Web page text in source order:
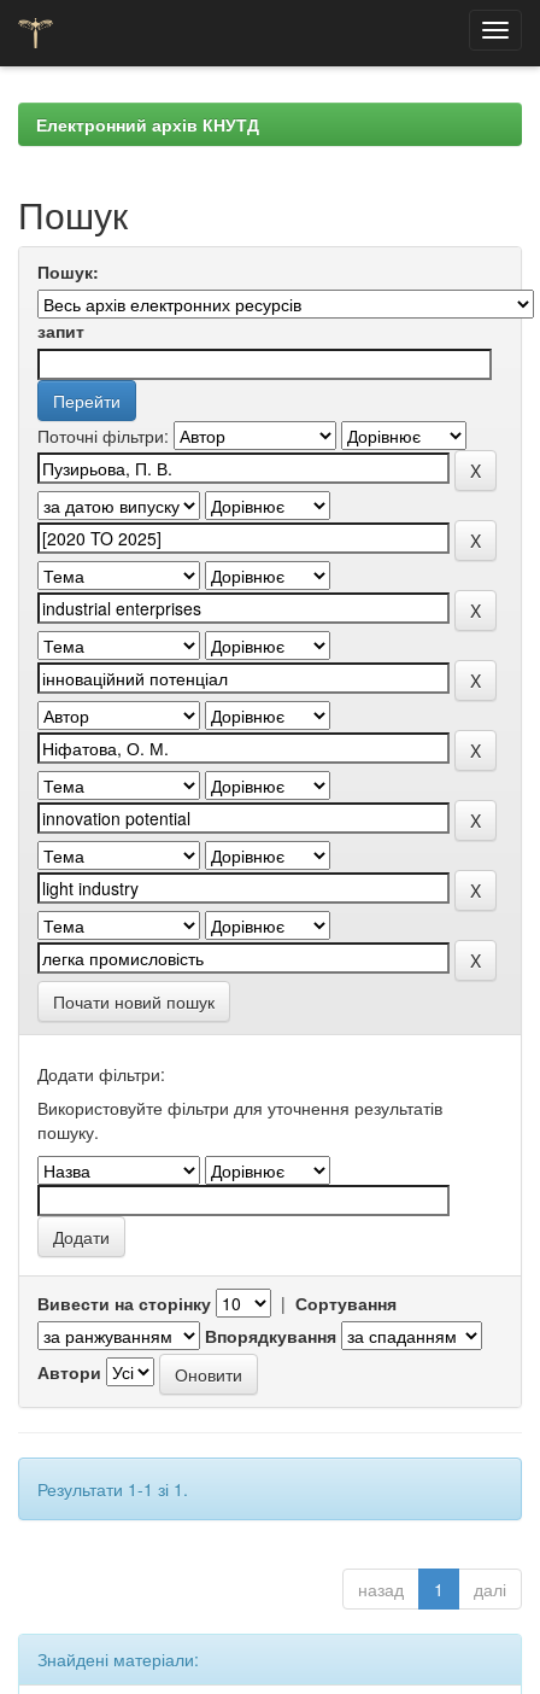
navigationЕлектронний архів КНУТД
Пошук
Пошук:
запит
Поточні фільтри:
Почати новий пошук
Додати фільтри:
Використовуйте фільтри для уточнення результатів
пошуку.
Вивести на сторінку | Сортування
Впорядкування
Автори
Результати 1-1 зі 1.
назад 1 далі
Знайдені матеріали: